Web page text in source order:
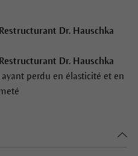
Dr. Hauschka
Dr. Hauschka
perdu en élasticité et en